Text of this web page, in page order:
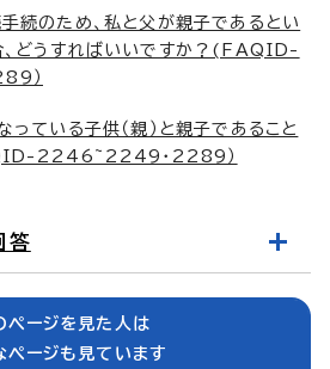
続のため、私と父が親子であるとい
、どうすればいいですか？(FAQID-
）
っている子供（親）と親子であること
2246~2249・2289）
答
ページを見た人は
ページも見ています